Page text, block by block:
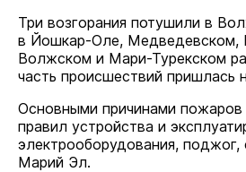
Три возгорания потушили в
в Йошкар-Оле, Медведевском,
Волжском и Мари-Турекском
часть происшествий пришлась
Основными причинами пожаров
правил устройства и
электрооборудования,
Марий Эл.